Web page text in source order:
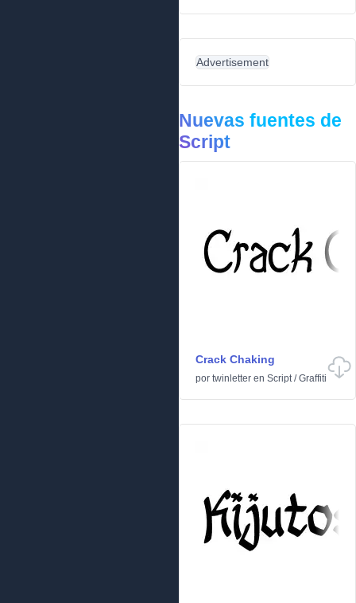
Advertisement
Nuevas fuentes de
Script
Crack Chaking
por twinletter en Script/Graffiti